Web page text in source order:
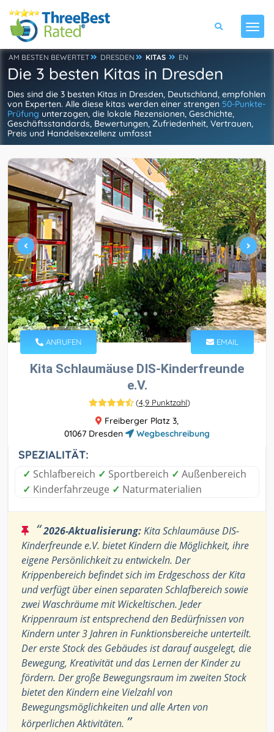
AM BESTEN BEWERTET DRESDEN KITAS EN
Die 3 besten Kitas in Dresden
Dies sind die 3 besten Kitas in Dresden, Deutschland, empfohlen
von Experten. Alle diese kitas werden einer strengen 50-Punkte-
Prüfung unterzogen, die lokale Rezensionen, Geschichte,
Geschäftsstandards, Bewertungen, Zufriedenheit, Vertrauen,
Preis und Handelsexzellenz umfasst
ANRUFEN EMAIL
Kita Schlaumäuse DIS-Kinderfreunde
e.V.
(4,9 Punktzahl)
Freiberger Platz 3,
01067 Dresden
Wegbeschreibung
SPEZIALITÄT:
✓ Schlafbereich ✓ Sportbereich ✓ Außenbereich
✓ Kinderfahrzeuge ✓ Naturmaterialien
“2026-Aktualisierung:Kita Schlaumäuse DIS-
Kinderfreunde e.V. bietet Kindern die Möglichkeit, ihre
eigene Persönlichkeit zu entwickeln. Der
Krippenbereich befindet sich im Erdgeschoss der Kita
und verfügt über einen separaten Schlafbereich sowie
zwei Waschräume mit Wickeltischen. Jeder
Krippenraum ist entsprechend den Bedürfnissen von
Kindern unter 3 Jahren in Funktionsbereiche unterteilt.
Der erste Stock des Gebäudes ist darauf ausgelegt, die
Bewegung, Kreativität und das Lernen der Kinder zu
fördern. Der große Bewegungsraum im zweiten Stock
bietet den Kindern eine Vielzahl von
Bewegungsmöglichkeiten und alle Arten von
körperlichen Aktivitäten. ”